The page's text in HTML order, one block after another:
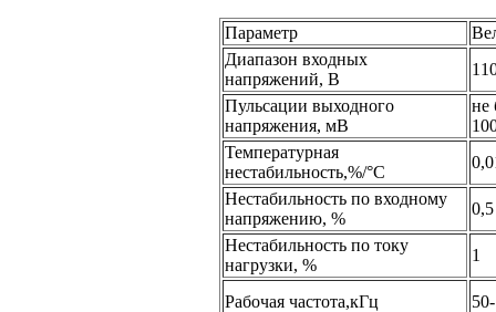
Параметр
Диапазон входных
напряжений, В
Пульсации выходного
напряжения, мВ
не
Температурная
нестабильность,%/°С
Нестабильность по входному
напряжению, %
0,5
Нестабильность по току
нагрузки, %
1
Рабочая частота,кГц